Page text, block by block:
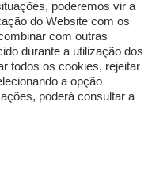
Femininos
TOP 10: Perfumes
Masculinos
Pestanas Postiças
Creme Rosto Homem